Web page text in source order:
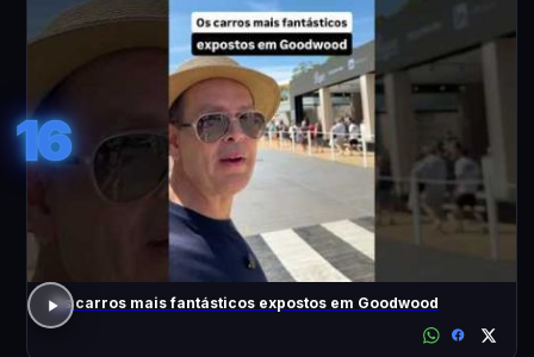
16
Os carros mais fantásticos expostos em Goodwood